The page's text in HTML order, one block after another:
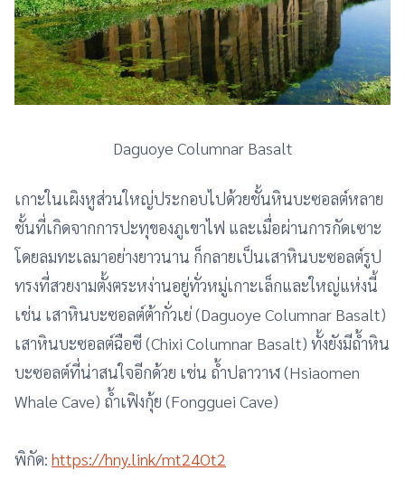
Daguoye Columnar Basalt
เกาะในเผิงหูส่วนใหญ่ประกอบไปด้วยชั้นหินบะซอลต์หลาย
ชั้นที่เกิดจากการปะทุของภูเขาไฟ และเมื่อผ่านการกัดเซาะ
โดยลมทะเลมาอย่างยาวนาน ก็กลายเป็นเสาหินบะซอลต์รูป
ทรงที่สวยงามตั้งตระหง่านอยู่ทั่วหมู่เกาะเล็กและใหญ่แห่งนี้
เช่น เสาหินบะซอลต์ต้ากั่วเย่ (Daguoye Columnar Basalt)
เสาหินบะซอลต์ฉือซี (Chixi Columnar Basalt) ทั้งยังมีถ้ำหิน
บะซอลต์ที่น่าสนใจอีกด้วย เช่น ถ้ำปลาวาฬ (Hsiaomen
Whale Cave) ถ้ำเฟิงกุ้ย (Fongguei Cave)
พิกัด: https://hny.link/mt24Ot2